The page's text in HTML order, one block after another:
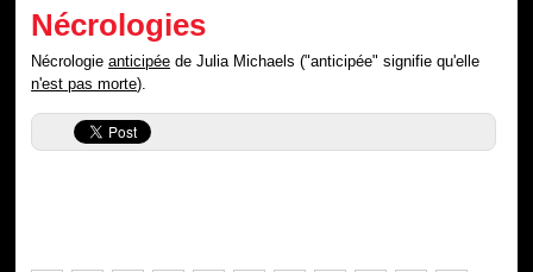
Nécrologies
Nécrologieanticipée de Julia Michaels ("anticipée" signifie qu'elle
n'est pas morte).